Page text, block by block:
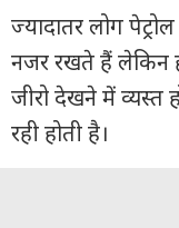
वीडियो
ट्रेंडिंग
बिजनेस
न्यूज
ज्यादातर लोग
नजर रखते हैं
जीरो देखने में
रही होती है।